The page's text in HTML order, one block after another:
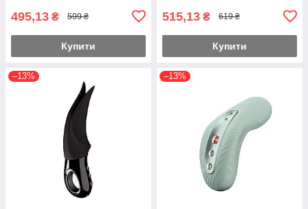
495,13 ₴ 599 ₴
Купити
515,13 ₴ 619 ₴
Купити
–13% –13%